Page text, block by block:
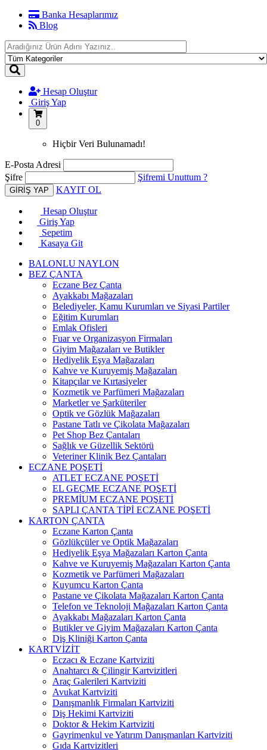
Banka Hesaplarımız
Blog
Hesap Oluştur
Giriş Yap
0
Hiçbir Veri Bulunamadı!
E-Posta Adresi
Şifre
Şifremi Unuttum ?
KAYIT OL
Hesap Oluştur
Giriş Yap
Sepetim
Kasaya Git
BALONLU NAYLON
BEZ ÇANTA
Eczane Bez Çanta
Ayakkabı Mağazaları
Belediyeler, Kamu Kurumları ve Siyasi Partiler
Eğitim Kurumları
Emlak Ofisleri
Fuar ve Organizasyon Firmaları
Giyim Mağazaları ve Butikler
Hediyelik Eşya Mağazaları
Kahve ve Kuruyemiş Mağazaları
Kitapçılar ve Kırtasiyeler
Kozmetik ve Parfümeri Mağazaları
Marketler ve Şarküteriler
Optik ve Gözlük Mağazaları
Pastane Tatlı ve Çikolata Mağazaları
Pet Shop Bez Çantaları
Sağlık ve Güzellik Sektörü
Veteriner Klinik Bez Çantaları
ECZANE POŞETİ
ATLET ECZANE POŞETİ
EL GEÇME ECZANE POŞETİ
PREMİUM ECZANE POŞETİ
SAPLI ÇANTA TİPİ ECZANE POŞETİ
KARTON ÇANTA
Eczane Karton Çanta
Gözlükçüler ve Optik Mağazaları
Hediyelik Eşya Mağazaları Karton Çanta
Kahve ve Kuruyemiş Mağazaları Karton Çanta
Kozmetik ve Parfümeri Mağazaları
Kuyumcu Karton Çanta
Pastane ve Çikolata Mağazaları Karton Çanta
Telefon ve Teknoloji Mağazaları Karton Çanta
Ayakkabı Mağazaları Karton Çanta
Butikler ve Giyim Mağazaları Karton Çanta
Diş Kliniği Karton Çanta
KARTVİZİT
Eczacı & Eczane Kartviziti
Anahtarcı & Çilingir Kartvizitleri
Araç Galerileri Kartviziti
Avukat Kartviziti
Danışmanlık Firmaları Kartviziti
Diş Hekimi Kartviziti
Doktor & Hekim Kartviziti
Gayrimenkul ve Yatırım Danışmanları Kartviziti
Gıda Kartvizitleri